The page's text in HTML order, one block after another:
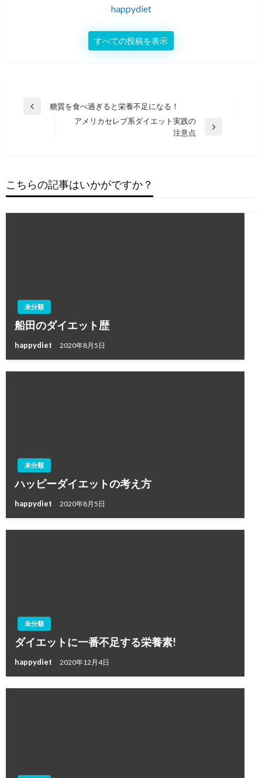
happydiet
すべての投稿を表示
投
ー
糖質を食べ過ぎると栄養不足になる！
アメリカセレブ系ダイエット実践の
注意点
こちらの記事はいかがですか？
未分類
船田のダイエット歴
happydiet 2020年8月5日
未分類
ハッピーダイエットの考え方
happydiet 2020年8月5日
未分類
ダイエットに一番不足する栄養素!
happydiet 2020年12月4日